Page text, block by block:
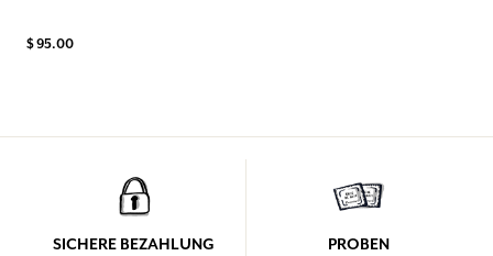
$ 95.00
SICHERE BEZAHLUNG PROBEN